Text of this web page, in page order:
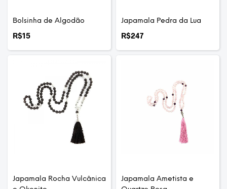
Bolsinha de Algodão
R$15
Japamala Pedra da Lua
R$247
Japamala Rocha Vulcânica
Japamala Ametista e